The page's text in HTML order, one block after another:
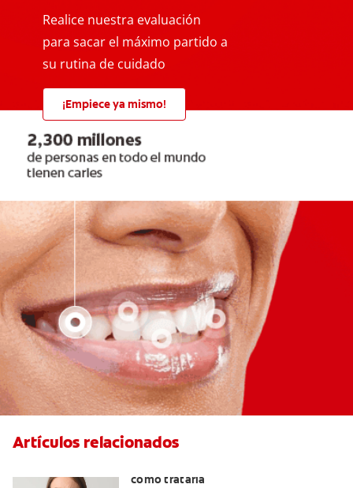
Realice nuestra evaluación
para sacar el máximo partido a
su rutina de cuidado
¡Empiece ya mismo!
Artículos relacionados
cómo tratarla